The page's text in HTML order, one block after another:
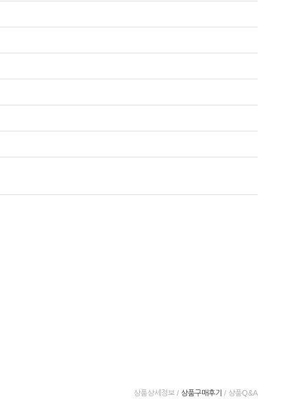
상품상세정보 / 상품구매후기 / 상품Q&A